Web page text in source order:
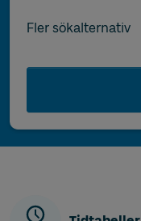
Fler sökalternativ